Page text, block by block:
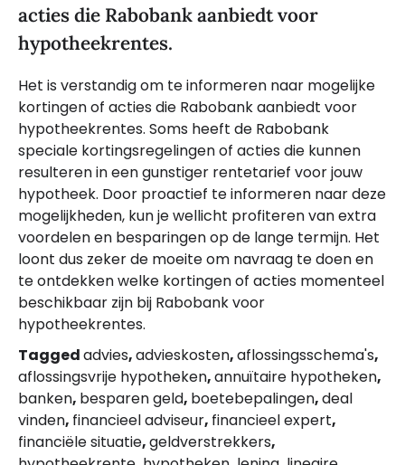
acties die Rabobank aanbiedt voor
hypotheekrentes.
Het is verstandig om te informeren naar mogelijke
kortingen of acties die Rabobank aanbiedt voor
hypotheekrentes. Soms heeft de Rabobank
speciale kortingsregelingen of acties die kunnen
resulteren in een gunstiger rentetarief voor jouw
hypotheek. Door proactief te informeren naar deze
mogelijkheden, kun je wellicht profiteren van extra
voordelen en besparingen op de lange termijn. Het
loont dus zeker de moeite om navraag te doen en
te ontdekken welke kortingen of acties momenteel
beschikbaar zijn bij Rabobank voor
hypotheekrentes.
Taggedadvies,advieskosten,aflossingsschema's,
aflossingsvrije hypotheken,annuïtaire hypotheken,
banken, besparen geld, boetebepalingen,deal
vinden, financieel adviseur, financieel expert,
financiële situatie,geldverstrekkers,